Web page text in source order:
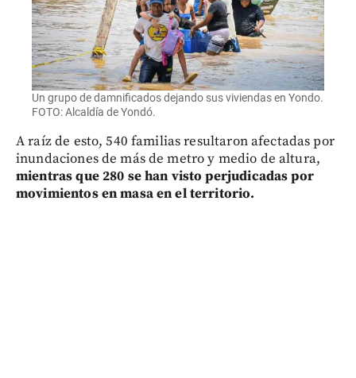
Un grupo de damnificados dejando sus viviendas en Yondo.
FOTO: Alcaldía de Yondó.
A raíz de esto, 540 familias resultaron afectadas por
inundaciones de más de metro y medio de altura,
mientras que 280 se han visto perjudicadas por
movimientos en masa en el territorio.